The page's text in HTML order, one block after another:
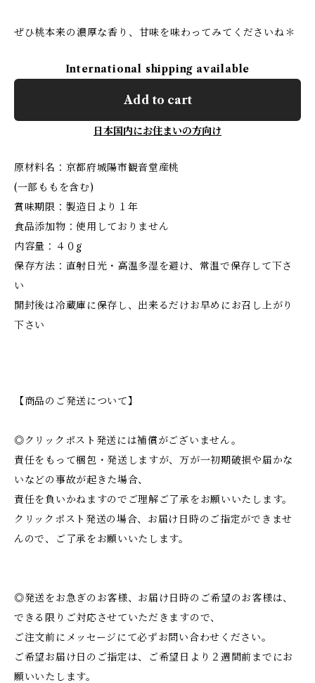
ぜひ桃本来の濃厚な香り、甘味を味わってみてくださいね＊
International shipping available
Add to cart
日本国内にお住まいの方向け
原材料名：京都府城陽市観音堂産桃
(一部ももを含む)
賞味期限：製造日より１年
食品添加物：使用しておりません
内容量：４０g
保存方法：直射日光・高温多湿を避け、常温で保存して下さ
い
開封後は冷蔵庫に保存し、出来るだけお早めにお召し上がり
下さい
【商品のご発送について】
◎クリックポスト発送には補償がございません。
責任をもって梱包・発送しますが、万が一初期破損や届かな
いなどの事故が起きた場合、
責任を負いかねますのでご理解ご了承をお願いいたします。
クリックポスト発送の場合、お届け日時のご指定ができませ
んので、ご了承をお願いいたします。
◎発送をお急ぎのお客様、お届け日時のご希望のお客様は、
できる限りご対応させていただきますので、
ご注文前にメッセージにて必ずお問い合わせください。
ご希望お届け日のご指定は、ご希望日より２週間前までにお
願いいたします。